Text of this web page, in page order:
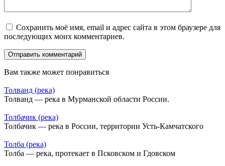
Сохранить моё имя, email и адрес сайта в этом браузере для
последующих моих комментариев.
Вам также может понравиться
Толванд (река)
Толванд — река в Мурманской области России.
Толбачик (река)
Толбачик — река в России, территории Усть-Камчатского
Толба (река)
Толба — река, протекает в Псковском и Гдовском